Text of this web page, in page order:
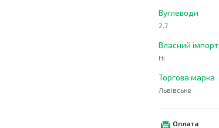
Вуглеводи
2.7
Власний імпорт
Ні
Торгова марка
Львівське
Оплата